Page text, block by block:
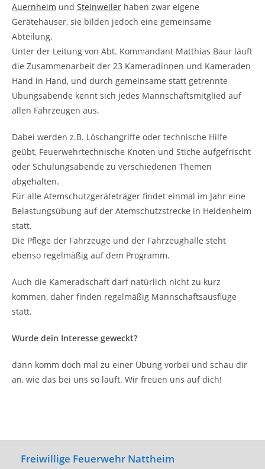
Auernheim und Steinweiler haben zwar eigene
Gerätehäuser, sie bilden jedoch eine gemeinsame
Abteilung.
Unter der Leitung von Abt. Kommandant Matthias Baur läuft
die Zusammenarbeit der 23 Kameradinnen und Kameraden
Hand in Hand, und durch gemeinsame statt getrennte
Übungsabende kennt sich jedes Mannschaftsmitglied auf
allen Fahrzeugen aus.
Dabei werden z.B. Löschangriffe oder technische Hilfe
geübt, Feuerwehrtechnische Knoten und Stiche aufgefrischt
oder Schulungsabende zu verschiedenen Themen
abgehalten.
Für alle Atemschutzgeräteträger findet einmal im Jahr eine
Belastungsübung auf der Atemschutzstrecke in Heidenheim
statt.
Die Pflege der Fahrzeuge und der Fahrzeughalle steht
ebenso regelmäßig auf dem Programm.
Auch die Kameradschaft darf natürlich nicht zu kurz
kommen, daher finden regelmäßig Mannschaftsausflüge
statt.
Wurde dein Interesse geweckt?
dann komm doch mal zu einer Übung vorbei und schau dir
an, wie das bei uns so läuft. Wir freuen uns auf dich!
Freiwillige Feuerwehr Nattheim